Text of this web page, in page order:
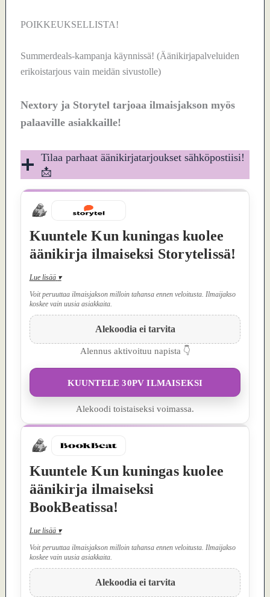
POIKKEUKSELLISTA!
Summerdeals-kampanja käynnissä! (Äänikirjapalveluiden
erikoistarjous vain meidän sivustolle)
Nextory ja Storytel tarjoaa ilmaisjakson myös
palaaville asiakkaille!
Tilaa parhaat äänikirjatarjoukset sähköpostiisi!
📩
Kuuntele Kun kuningas kuolee
äänikirja ilmaiseksi Storytelissä!
Lue lisää ▾
Voit peruuttaa ilmaisjakson milloin tahansa ennen veloitusta. Ilmaijakso
koskee vain uusia asiakkaita.
Alekoodia ei tarvita
Alennus aktivoituu napista 👇
KUUNTELE 30PV ILMAISEKSI
Alekoodi toistaiseksi voimassa.
Kuuntele Kun kuningas kuolee
äänikirja ilmaiseksi
BookBeatissa!
Lue lisää ▾
Voit peruuttaa ilmaisjakson milloin tahansa ennen veloitusta. Ilmaijakso
koskee vain uusia asiakkaita.
Alekoodia ei tarvita